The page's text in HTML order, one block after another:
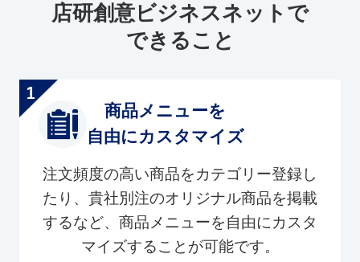
店研創意ビジネスネットで
できること
商品メニューを
自由にカスタマイズ
注文頻度の高い商品をカテゴリー登録し
たり、貴社別注のオリジナル商品を掲載
するなど、商品メニューを自由にカスタ
マイズすることが可能です。